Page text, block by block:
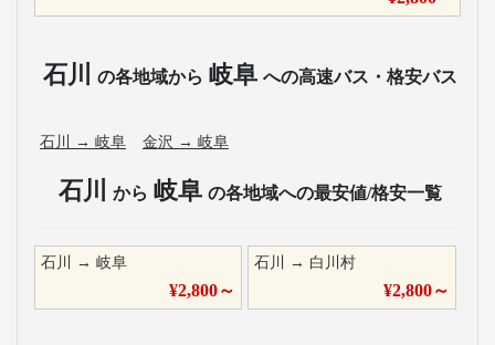
石川 の各地域から 岐阜 への高速バス・格安バス
石川 → 岐阜 金沢 → 岐阜
石川 から 岐阜 の各地域への最安値/格安一覧
石川 → 岐阜
¥2,800～
石川 → 白川村
¥2,800～